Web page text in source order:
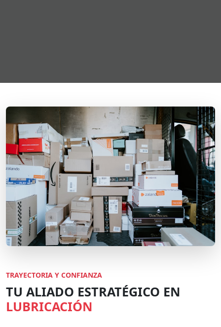
TRAYECTORIA Y CONFIANZA
TU ALIADO ESTRATÉGICO EN
LUBRICACIÓN